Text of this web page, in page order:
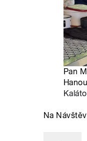
Pan
Na